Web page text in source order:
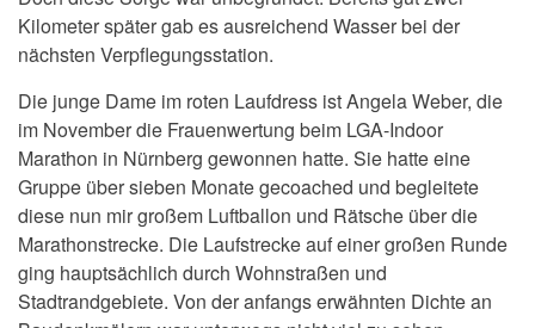
Kilometer später gab es ausreichend Wasser bei der
nächsten Verpflegungsstation.
Die junge Dame im roten Laufdress ist Angela Weber, die
im November die Frauenwertung beim LGA-Indoor
Marathon in Nürnberg gewonnen hatte. Sie hatte eine
Gruppe über sieben Monate gecoached und begleitete
diese nun mir großem Luftballon und Rätsche über die
Marathonstrecke. Die Laufstrecke auf einer großen Runde
ging hauptsächlich durch Wohnstraßen und
Stadtrandgebiete. Von der anfangs erwähnten Dichte an